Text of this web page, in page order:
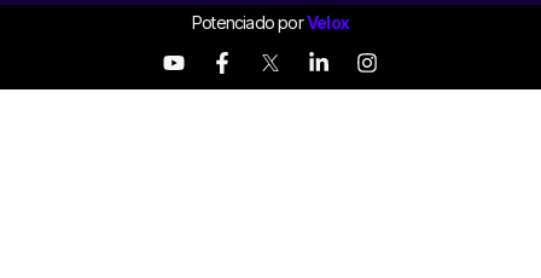
Potenciado porVelox